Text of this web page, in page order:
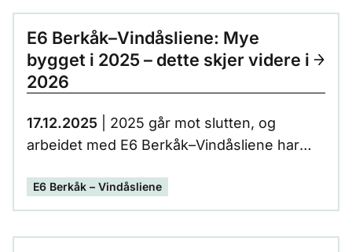
E6 Berkåk–Vindåsliene: Mye
bygget i 2025 – dette skjer videre i
2026
17.12.2025 | 2025 går mot slutten, og
arbeidet med E6 Berkåk–Vindåsliene har
E6 Berkåk – Vindåsliene